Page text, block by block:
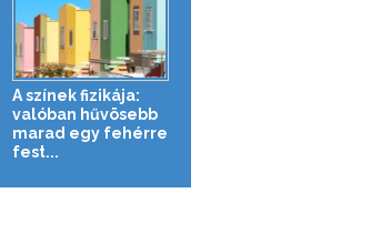
A színek fizikája:
valóban hűvösebb
marad egy fehérre
fest...